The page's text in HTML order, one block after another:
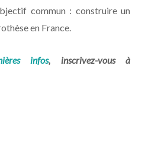
commun : construire un
en France.
infos, inscrivez-vous à